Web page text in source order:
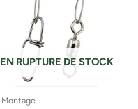
EN RUPTURE DE STOCK
Montage